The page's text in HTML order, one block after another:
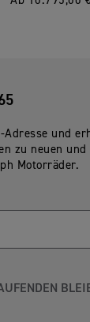
und
zu neuen
Motorräder.